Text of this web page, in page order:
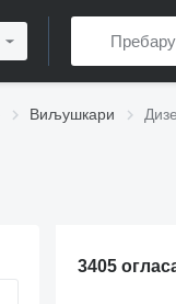
Виљушкари
3405